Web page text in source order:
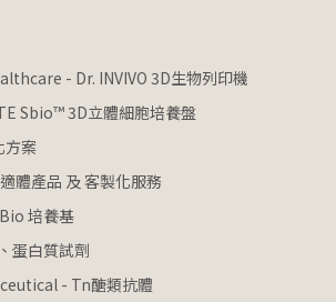
- Dr. INVIVO 3D生物列印機
Sbio™ 3D立體細胞培養盤
方案
體產品 及 客製化服務
培養基
蛋白質試劑
- Tn醣類抗體